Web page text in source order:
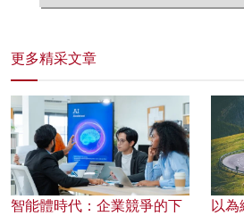
更多精采文章
智能體時代：企業競爭的下
以為